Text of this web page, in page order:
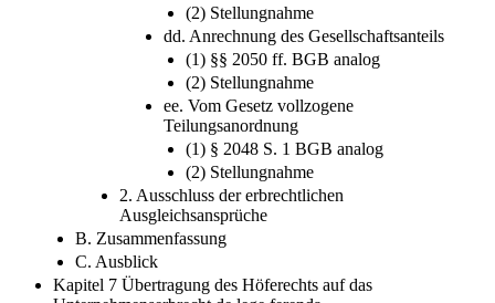
(2) Stellungnahme
dd. Anrechnung des Gesellschaftsanteils
(1) §§ 2050 ff. BGB analog
(2) Stellungnahme
ee. Vom Gesetz vollzogene
Teilungsanordnung
(1) § 2048 S. 1 BGB analog
(2) Stellungnahme
2. Ausschluss der erbrechtlichen
Ausgleichsansprüche
B. Zusammenfassung
C. Ausblick
Kapitel 7 Übertragung des Höferechts auf das